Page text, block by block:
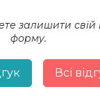
залишити свій
форму.
Всі